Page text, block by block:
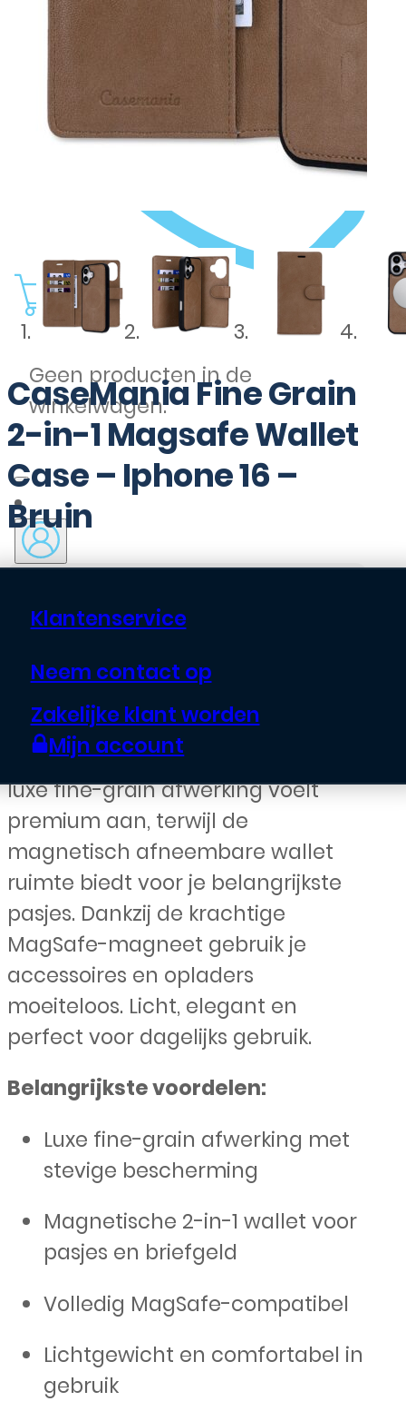
0
Geen producten in de
winkelwagen.
Klantenservice
Neem contact op
Zakelijke klant worden
Mijn account
CaseMania Fine Grain
2-in-1 Magsafe Wallet
Case – Iphone 16 –
Bruin
€19,95
Geef je iPhone 16 stijlvolle én
praktische bescherming met de
CaseMania Fine Grain 2-in-1
MagSafe Wallet Case in Bruin. De
luxe fine-grain afwerking voelt
premium aan, terwijl de
magnetisch afneembare wallet
ruimte biedt voor je belangrijkste
pasjes. Dankzij de krachtige
MagSafe-magneet gebruik je
accessoires en opladers
moeiteloos. Licht, elegant en
perfect voor dagelijks gebruik.
Belangrijkste voordelen:
Luxe fine-grain afwerking met
stevige bescherming
Magnetische 2-in-1 wallet voor
pasjes en briefgeld
Volledig MagSafe-compatibel
Lichtgewicht en comfortabel in
gebruik